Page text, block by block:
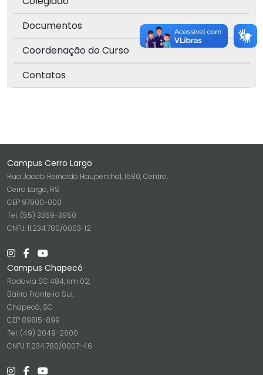
Documentos
Coordenação do Curso
Contatos
Campus Cerro Largo
Rua Jacob Reinaldo Haupenthal, 1580, Centro,
Cerro Largo, RS
CEP 97900-000
Tel. (55) 3359-3950
CNPJ: 11.234.780/0003-12
Campus Chapecó
Rodovia SC 484, km 02,
Bairro Fronteira Sul,
Chapecó, SC
CEP 89815-899
Tel. (49) 2049-2600
CNPJ 11.234.780/0007-46